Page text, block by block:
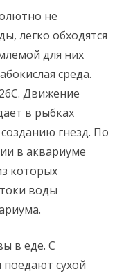
не
легко обходятся
для них
среда.
Движение
в рыбках
гнезд. По
в аквариуме
которых
воды
в еде. С
сухой